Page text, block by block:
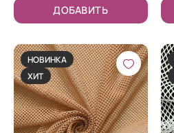
ДОБАВИТЬ
НОВИНКА
ХИТ